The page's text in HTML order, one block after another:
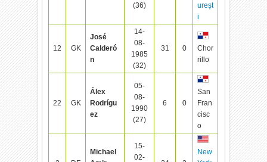
(36)
ureșt
i
12 GK
José
Calderó
n
14-
08-
1985
(32)
31 0
Chor
rillo
22 GK
Álex
Rodrígu
ez
05-
08-
1990
(27)
6 0
San
Fran
cisc
o
Michael
15-
02-
New